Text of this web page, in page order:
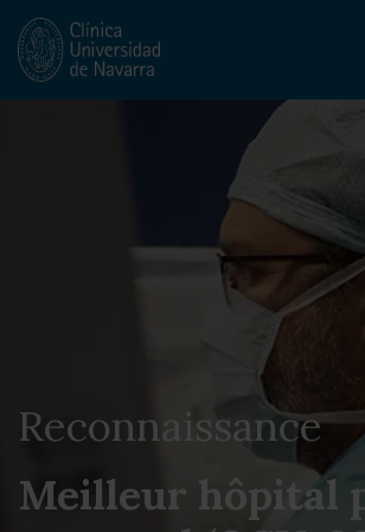
Reconnaissance
Meilleur hôpital